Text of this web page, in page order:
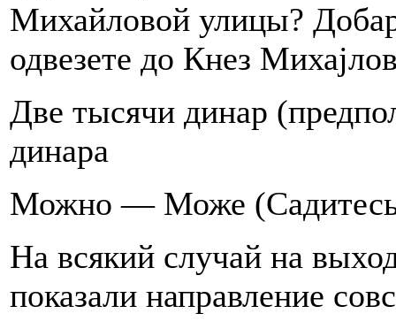
Михайловой улицы?
одвезете до Кнез
Две тысячи динар
динара
Можно — Може
На всякий случай на
показали направление